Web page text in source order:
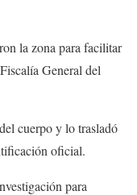
la zona para facilitar
General del
cuerpo y lo trasladó
oficial.
para